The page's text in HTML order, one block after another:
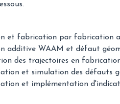
et fabrication par fabrication
additive WAAM et défaut
des trajectoires en
et simulation des défauts
et implémentation